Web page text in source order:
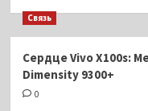
Связь
Сердце Vivo X100s:
Dimensity 9300+
0